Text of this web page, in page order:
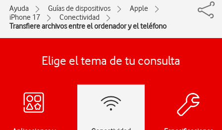
Ayuda Guías de dispositivos
Apple
iPhone 17
Conectividad
Transfiere archivos entre el ordenador y el teléfono
Elige el tema de tu consulta